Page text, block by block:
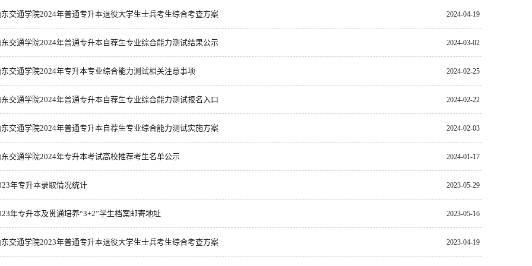
交通学院2024年普通专升本退役大学生士兵考生综合考查方案 2024-04-19
交通学院2024年普通专升本自荐生专业综合能力测试结果公示 2024-03-02
交通学院2024年专升本专业综合能力测试相关注意事项 2024-02-25
交通学院2024年普通专升本自荐生专业综合能力测试报名入口 2024-02-22
交通学院2024年普通专升本自荐生专业综合能力测试实施方案 2024-02-03
交通学院2024年专升本考试高校推荐考生名单公示 2024-01-17
年专升本录取情况统计 2023-05-29
年专升本及贯通培养“3+2”学生档案邮寄地址 2023-05-16
交通学院2023年普通专升本退役大学生士兵考生综合考查方案 2023-04-19